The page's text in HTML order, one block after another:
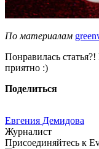
По материалам
Понравилась
приятно :)
Поделиться
Евгения Демидова
Журналист
Присоединяйтесь к